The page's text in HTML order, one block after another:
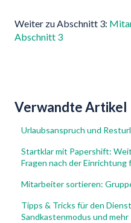
Weiter zu Abschnitt 3:
Abschnitt 3
Verwandte Artikel
Urlaubsanspruch und
Startklar mit Papershift:
Fragen nach der
Mitarbeiter sortieren:
Tipps & Tricks für den
Sandkastenmodus und mehr